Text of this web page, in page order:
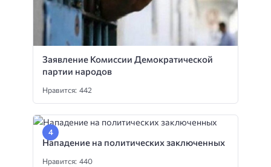
Заявление Комиссии Демократической
партии народов
Нравится: 442
Нападение на политических заключенных
Нравится: 440